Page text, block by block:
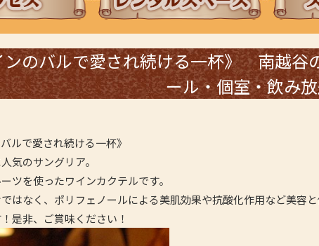
ンのバルで愛され続ける一杯》 南越谷
ール・個室・飲み
ルで愛され続ける一杯》
気のサングリア。
ツを使ったワインカクテルです。
はなく、ポリフェノールによる美肌効果や抗酸化作用など美容と
是非、ご賞味ください！